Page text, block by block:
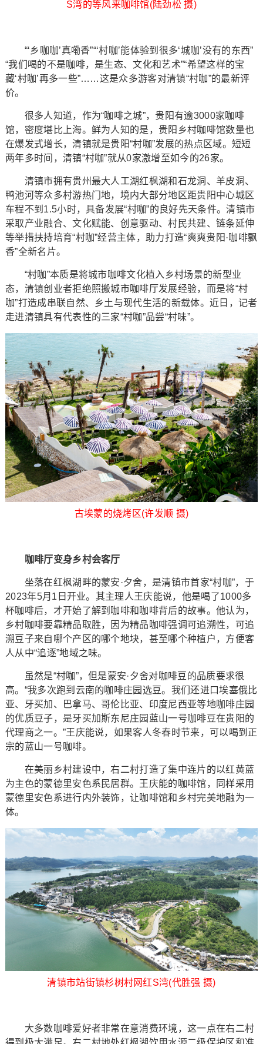
S湾的等风来咖啡馆(陆劲松 摄)
“‘乡咖咖’真嘞香”“‘村咖’能体验到很多‘城咖’没有的东西”
“我们喝的不是咖啡，是生态、文化和艺术”“希望这样的宝
藏‘村咖’再多一些”……这是众多游客对清镇“村咖”的最新评
价。
很多人知道，作为“咖啡之城”，贵阳有逾3000家咖啡
馆，密度堪比上海。鲜为人知的是，贵阳乡村咖啡馆数量也
在爆发式增长，清镇就是贵阳“村咖”发展的热点区域。短短
两年多时间，清镇“村咖”就从0家激增至如今的26家。
清镇市拥有贵州最大人工湖红枫湖和石龙洞、羊皮洞、
鸭池河等众多村游热门地，境内大部分地区距贵阳中心城区
车程不到1.5小时，具备发展“村咖”的良好先天条件。清镇市
采取产业融合、文化赋能、创意驱动、村民共建、链条延伸
等举措扶持培育“村咖”经营主体，助力打造“爽爽贵阳·咖啡飘
香”全新名片。
“村咖”本质是将城市咖啡文化植入乡村场景的新型业
态，清镇创业者拒绝照搬城市咖啡厅发展经验，而是将“村
咖”打造成串联自然、乡土与现代生活的新载体。近日，记者
走进清镇具有代表性的三家“村咖”品尝“村味”。
古埃蒙的烧烤区(许发顺 摄)
咖啡厅变身乡村会客厅
坐落在红枫湖畔的蒙安·夕舍，是清镇市首家“村咖”，于
2023年5月1日开业。其主理人王庆能说，他是喝了1000多
杯咖啡后，才开始了解到咖啡和咖啡背后的故事。他认为，
乡村咖啡要靠精品取胜，因为精品咖啡强调可追溯性，可追
溯豆子来自哪个产区的哪个地块，甚至哪个种植户，方便客
人从中“追逐”地域之味。
虽然是“村咖”，但是蒙安·夕舍对咖啡豆的品质要求很
高。“我多次跑到云南的咖啡庄园选豆。我们还进口埃塞俄比
亚、牙买加、巴拿马、哥伦比亚、印度尼西亚等地咖啡庄园
的优质豆子，是牙买加斯东尼庄园蓝山一号咖啡豆在贵阳的
代理商之一。”王庆能说，如果客人冬春时节来，可以喝到正
宗的蓝山一号咖啡。
在美丽乡村建设中，右二村打造了集中连片的以红黄蓝
为主色的蒙德里安色系民居群。王庆能的咖啡馆，同样采用
蒙德里安色系进行内外装饰，让咖啡馆和乡村完美地融为一
体。
清镇市站街镇杉树村网红S湾(代胜强 摄)
大多数咖啡爱好者非常在意消费环境，这一点在右二村